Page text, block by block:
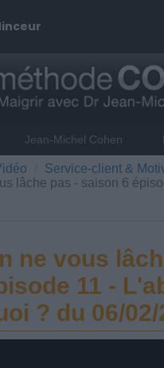
Jean-Michel Cohen
Service-client &
lâche pas - saison 6
ne vous
11 -
? du 06/02/